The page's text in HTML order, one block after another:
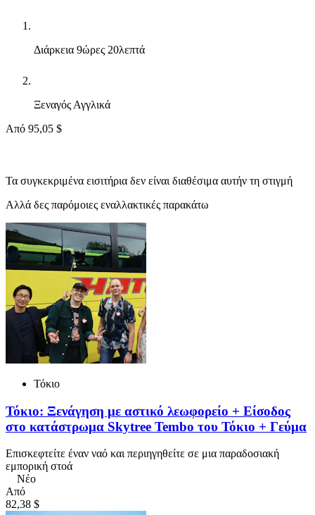
Διάρκεια 9ώρες 20λεπτά
Ξεναγός Αγγλικά
Από 95,05 $
Τα συγκεκριμένα εισιτήρια δεν είναι διαθέσιμα αυτήν τη στιγμή
Αλλά δες παρόμοιες εναλλακτικές παρακάτω
Τόκιο
Τόκιο: Ξενάγηση με αστικό λεωφορείο + Είσοδος
στο κατάστρωμα Skytree Tembo του Τόκιο + Γεύμα
Επισκεφτείτε έναν ναό και περιηγηθείτε σε μια παραδοσιακή
εμπορική στοά
Νέο
Από
82,38 $